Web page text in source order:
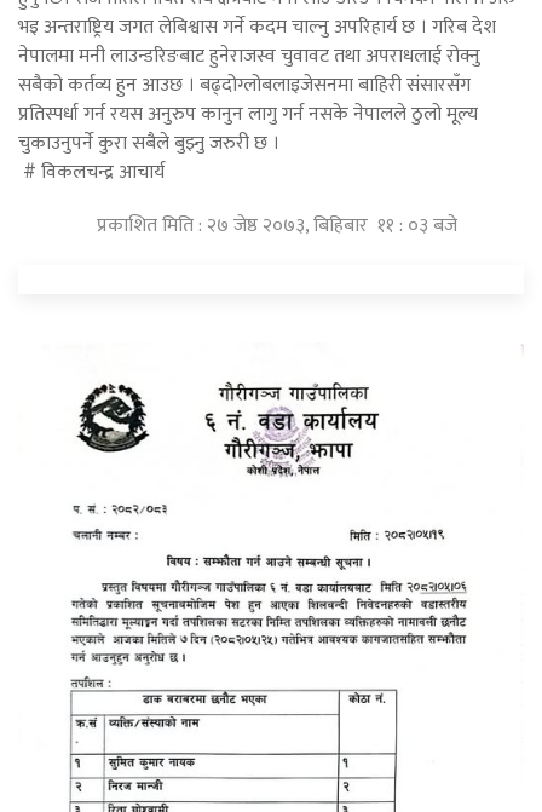
भइ अन्तराष्ट्रिय जगत लेबिश्वास गर्ने कदम चाल्नु अपरिहार्य छ । गरिब देश
नेपालमा मनी लाउन्डरिङबाट हुनेराजस्व चुवावट तथा अपराधलाई रोक्नु
सबैको कर्तव्य हुन आउछ । बढ्दोग्लोबलाइजेसनमा बाहिरी संसारसँग
प्रतिस्पर्धा गर्न रयस अनुरुप कानुन लागु गर्न नसके नेपालले ठुलो मूल्य
चुकाउनुपर्ने कुरा सबैले बुझ्नु जरुरी छ ।
# विकलचन्द्र आचार्य
प्रकाशित मिति : २७ जेष्ठ २०७३, बिहिबार ११ : ०३ बजे